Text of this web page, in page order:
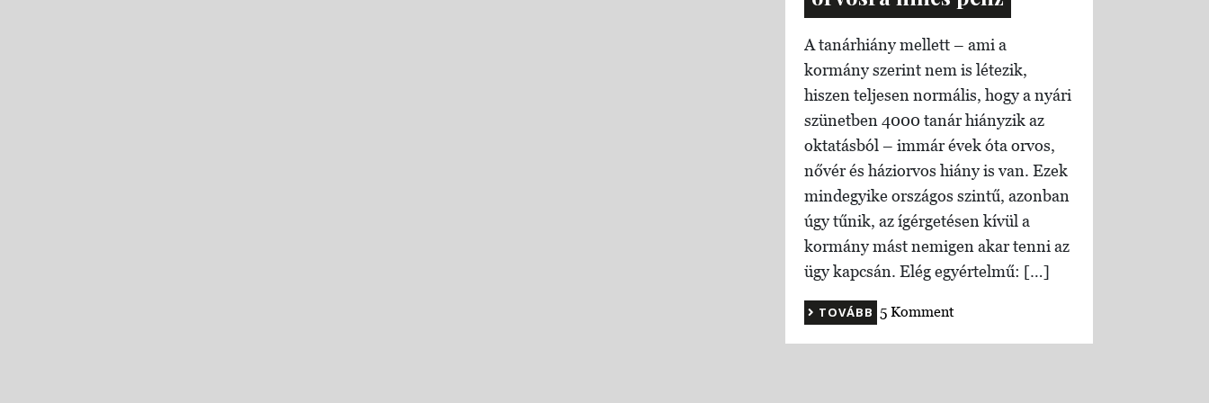
A tanárhiány mellett – ami a
kormány szerint nem is létezik,
hiszen teljesen normális, hogy a nyári
szünetben 4000 tanár hiányzik az
oktatásból – immár évek óta orvos,
nővér és háziorvos hiány is van. Ezek
mindegyike országos szintű, azonban
úgy tűnik, az ígérgetésen kívül a
kormány mást nemigen akar tenni az
ügy kapcsán. Elég egyértelmű: […]
TOVÁBB 5 Komment